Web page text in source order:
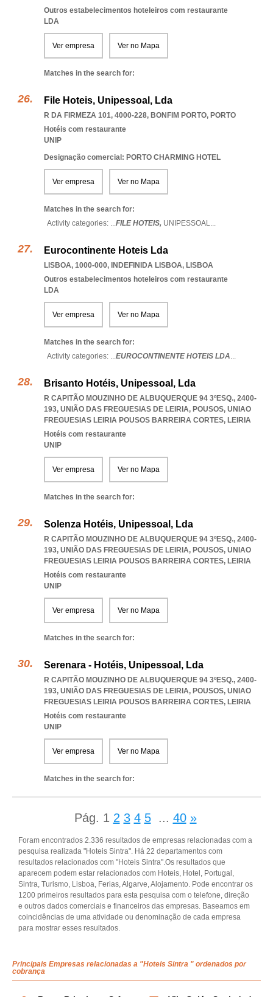
Outros estabelecimentos hoteleiros com restaurante
LDA
Ver empresa Ver no Mapa
Matches in the search for:
File Hoteis, Unipessoal, Lda
R DA FIRMEZA 101, 4000-228, BONFIM PORTO, PORTO
Hotéis com restaurante
UNIP
Designação comercial: PORTO CHARMING HOTEL
Ver empresa Ver no Mapa
Matches in the search for:
Activity categories: ...FILE HOTEIS, UNIPESSOAL...
Eurocontinente Hoteis Lda
LISBOA, 1000-000, INDEFINIDA LISBOA, LISBOA
Outros estabelecimentos hoteleiros com restaurante
LDA
Ver empresa Ver no Mapa
Matches in the search for:
Activity categories: ...EUROCONTINENTE HOTEIS LDA...
Brisanto Hotéis, Unipessoal, Lda
R CAPITÃO MOUZINHO DE ALBUQUERQUE 94 3ºESQ., 2400-
193, UNIÃO DAS FREGUESIAS DE LEIRIA, POUSOS, UNIAO
FREGUESIAS LEIRIA POUSOS BARREIRA CORTES, LEIRIA
Hotéis com restaurante
UNIP
Ver empresa Ver no Mapa
Matches in the search for:
Solenza Hotéis, Unipessoal, Lda
R CAPITÃO MOUZINHO DE ALBUQUERQUE 94 3ºESQ., 2400-
193, UNIÃO DAS FREGUESIAS DE LEIRIA, POUSOS, UNIAO
FREGUESIAS LEIRIA POUSOS BARREIRA CORTES, LEIRIA
Hotéis com restaurante
UNIP
Ver empresa Ver no Mapa
Matches in the search for:
Serenara - Hotéis, Unipessoal, Lda
R CAPITÃO MOUZINHO DE ALBUQUERQUE 94 3ºESQ., 2400-
193, UNIÃO DAS FREGUESIAS DE LEIRIA, POUSOS, UNIAO
FREGUESIAS LEIRIA POUSOS BARREIRA CORTES, LEIRIA
Hotéis com restaurante
UNIP
Ver empresa Ver no Mapa
Matches in the search for:
Pág. 1 2 3 4 5 ... 40 »
Foram encontrados 2.336 resultados de empresas relacionadas com a
pesquisa realizada "Hoteis Sintra". Há 22 departamentos com
resultados relacionados com "Hoteis Sintra".Os resultados que
aparecem podem estar relacionados com Hoteis, Hotel, Portugal,
Sintra, Turismo, Lisboa, Ferias, Algarve, Alojamento. Pode encontrar os
1200 primeiros resultados para esta pesquisa com o telefone, direção
e outros dados comerciais e financeiros das empresas. Baseamos em
coincidências de uma atividade ou denominação de cada empresa
para mostrar esses resultados.
Principais Empresas relacionadas a "Hoteis Sintra " ordenados por
cobrança